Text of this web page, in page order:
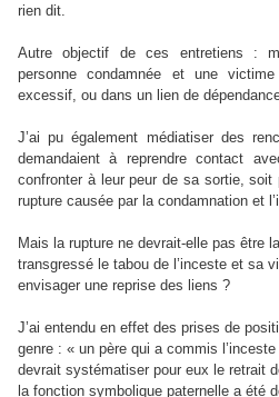
rien dit.
Autre objectif de ces entretiens :
personne condamnée et une
excessif, ou dans un lien de
J’ai pu également médiatiser des
demandaient à reprendre contact
confronter à leur peur de sa sortie,
rupture causée par la condamnation et
Mais la rupture ne devrait-elle pas être
transgressé le tabou de l’inceste et sa
envisager une reprise des liens ?
J’ai entendu en effet des prises de
genre : « un père qui a commis
devrait systématiser pour eux le retrait
la fonction symbolique paternelle a été